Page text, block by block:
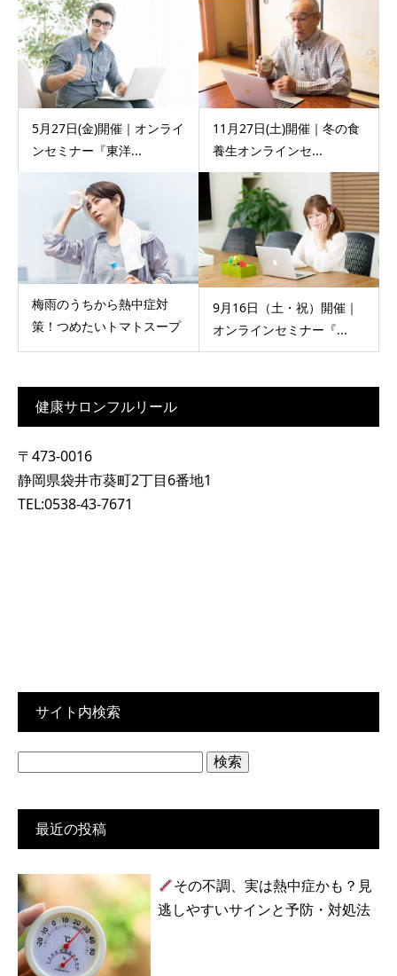
5月27日(金)開催｜オンライ
ンセミナー『東洋...
11月27日(土)開催｜冬の食
養生オンラインセ...
梅雨のうちから熱中症対
策！つめたいトマトスープ
9月16日（土・祝）開催｜
オンラインセミナー『...
健康サロンフルリール
〒473-0016
静岡県袋井市葵町2丁目6番地1
TEL:0538-43-7671
サイト内検索
最近の投稿
その不調、実は熱中症かも？見
逃しやすいサインと予防・対処法